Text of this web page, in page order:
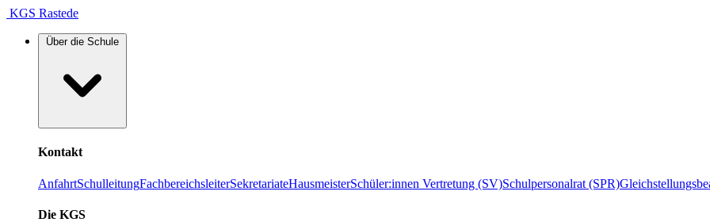
KGS Rastede
Über die Schule
Kontakt
AnfahrtSchulleitungFachbereichsleiterSekretariateHausmeisterSchüler:innen Vertretung (SV)Schulpersonalrat (SPR)
Die KGS